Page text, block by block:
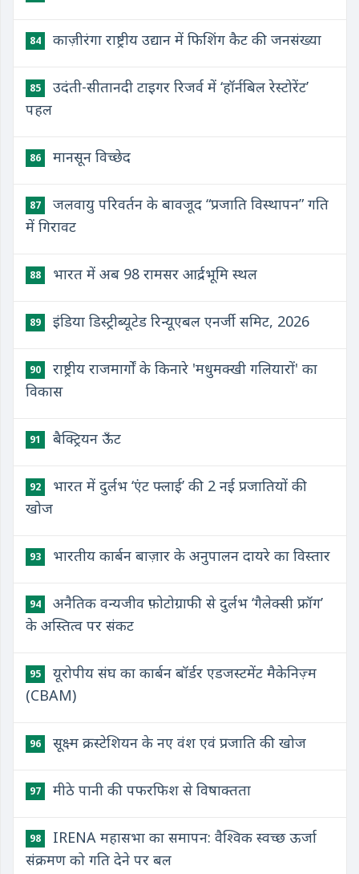
84 काज़ीरंगा राष्ट्रीय उद्यान में फिशिंग कैट की जनसंख्या
85
उदंती-सीतानदी टाइगर रिजर्व में ‘हॉर्नबिल रेस्टोरेंट’
पहल
86 मानसून विच्छेद
87
जलवायु परिवर्तन के बावजूद “प्रजाति विस्थापन” गति
में गिरावट
88 भारत में अब 98 रामसर आर्द्रभूमि स्थल
89 इंडिया डिस्ट्रीब्यूटेड रिन्यूएबल एनर्जी समिट, 2026
90
राष्ट्रीय राजमार्गों के किनारे 'मधुमक्खी गलियारों' का
विकास
91 बैक्ट्रियन ऊँट
92
भारत में दुर्लभ ‘एंट फ्लाई’ की 2 नई प्रजातियों की
खोज
93 भारतीय कार्बन बाज़ार के अनुपालन दायरे का विस्तार
94
अनैतिक वन्यजीव फ़ोटोग्राफी से दुर्लभ ‘गैलेक्सी फ्रॉग’
के अस्तित्व पर संकट
95
यूरोपीय संघ का कार्बन बॉर्डर एडजस्टमेंट मैकेनिज़्म
(CBAM)
96 सूक्ष्म क्रस्टेशियन के नए वंश एवं प्रजाति की खोज
97 मीठे पानी की पफरफिश से विषाक्तता
98
IRENA महासभा का समापन: वैश्विक स्वच्छ ऊर्जा
संक्रमण को गति देने पर बल